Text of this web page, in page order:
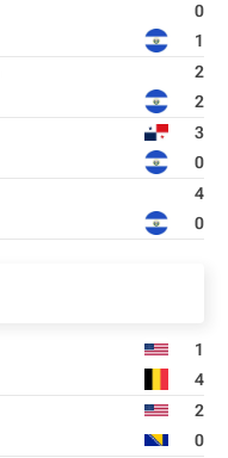
0
1
2
2
3
0
4
0
1
4
2
0